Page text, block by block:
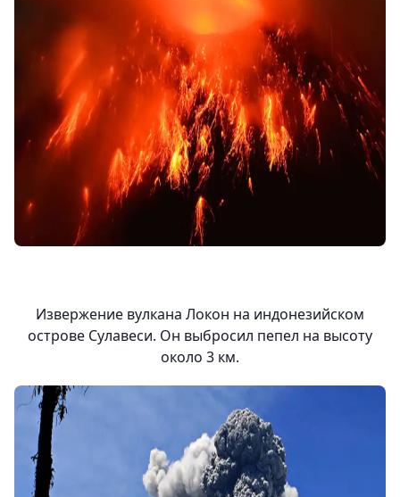
Извержение вулкана Локон на индонезийском
острове Сулавеси. Он выбросил пепел на высоту
около 3 км.